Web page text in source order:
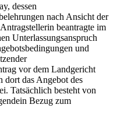
dessen
nach Ansicht der
beantragte im
Unterlassungsanspruch
und
vor dem Landgericht
dort das Angebot des
Tatsächlich besteht von
Bezug zum